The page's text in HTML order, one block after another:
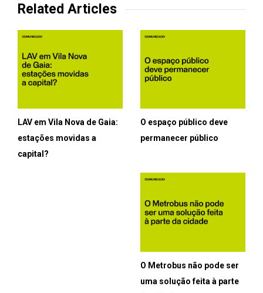
Related Articles
LAV em Vila Nova de Gaia:
estações movidas a
capital?
O espaço público deve
permanecer público
O Metrobus não pode ser
uma solução feita à parte